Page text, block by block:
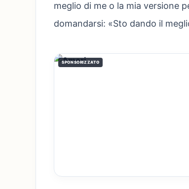
meglio di me o la mia versione
domandarsi: «Sto dando il
SPONSORIZZATO